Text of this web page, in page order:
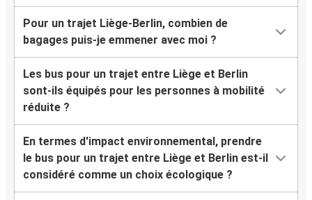
Pour un trajet Liège-Berlin, combien de
bagages puis-je emmener avec moi ?
Les bus pour un trajet entre Liège et Berlin
sont-ils équipés pour les personnes à mobilité
réduite ?
En termes d'impact environnemental, prendre
le bus pour un trajet entre Liège et Berlin est-il
considéré comme un choix écologique ?